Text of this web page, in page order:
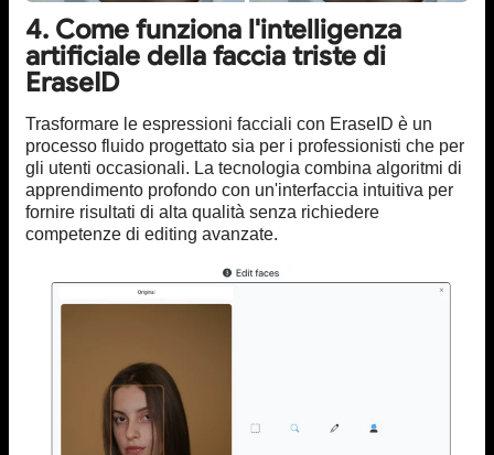
4. Come funziona l'intelligenza
artificiale della faccia triste di
EraseID
Trasformare le espressioni facciali con EraseID è un
processo fluido progettato sia per i professionisti che per
gli utenti occasionali. La tecnologia combina algoritmi di
apprendimento profondo con un'interfaccia intuitiva per
fornire risultati di alta qualità senza richiedere
competenze di editing avanzate.